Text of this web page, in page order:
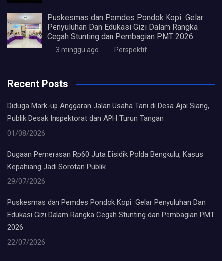
Puskesmas dan Pemdes Pondok Kopi Gelar
Penyuluhan Dan Edukasi Gizi Dalam Rangka
Cegah Stunting dan Pembagian PMT 2026
3 minggu ago Perspektif
Recent Posts
Diduga Mark-up Anggaran Jalan Usaha Tani di Desa Ajai Siang,
Publik Desak Inspektorat dan APH Turun Tangan
01/08/2026
Dugaan Pemerasan Rp60 Juta Disidik Polda Bengkulu, Kasus
Kepahiang Jadi Sorotan Publik
29/07/2026
Puskesmas dan Pemdes Pondok Kopi Gelar Penyuluhan Dan
Edukasi Gizi Dalam Rangka Cegah Stunting dan Pembagian PMT
2026
22/07/2026